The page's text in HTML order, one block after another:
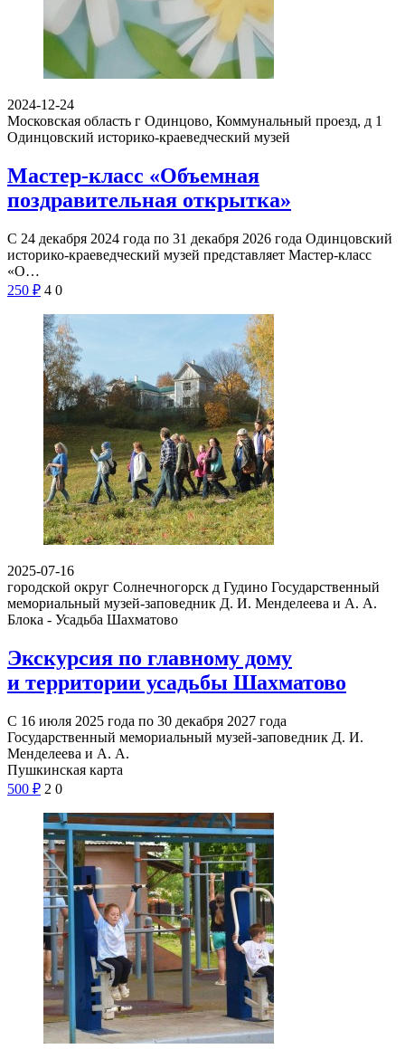
2024-12-24
Московская область г Одинцово, Коммунальный проезд, д 1
Одинцовский историко-краеведческий музей
Мастер-класс «Объемная
поздравительная открытка»
С 24 декабря 2024 года по 31 декабря 2026 года Одинцовский
историко-краеведческий музей представляет Мастер-класс
«О…
250 ₽ 4 0
2025-07-16
городской округ Солнечногорск д Гудино Государственный
мемориальный музей-заповедник Д. И. Менделеева и А. А.
Блока - Усадьба Шахматово
Экскурсия по главному дому
и территории усадьбы Шахматово
С 16 июля 2025 года по 30 декабря 2027 года
Государственный мемориальный музей-заповедник Д. И.
Менделеева и А. А.
Пушкинская карта
500 ₽ 2 0